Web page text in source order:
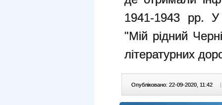
1941-1943 рр. У
"Мій рідний
літературних
Опубліковано: 22-09-2020, 11:42 |